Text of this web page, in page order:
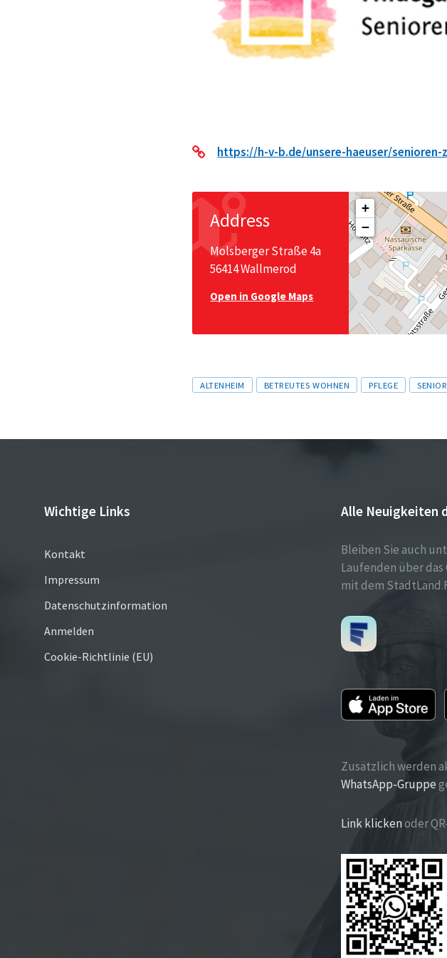
https://h-v-b.de/unsere-haeuser/
Address
Molsberger Straße 4a
56414 Wallmerod
Open in Google Maps
+
−
Tags
ALTENHEIM BETREUTES WOHNEN PFLEGE
Wichtige Links
Kontakt
Impressum
Datenschutzinformation
Anmelden
Cookie-Richtlinie (EU)
Alle Neuigkeiten
Bleiben Sie auch
Laufenden über das
mit dem
Zusätzlich werden
WhatsApp-Gruppe
Link klickenoder